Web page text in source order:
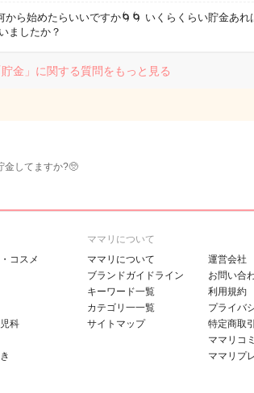
から始めたらいいですか🌀🌀 いくらくらい貯金あれ
ましたか？
貯金」に関する質問をもっと見る
金してますか?🥺
コスメ
科
ママリについて
ママリについて
ブランドガイドライン
キーワード一覧
カテゴリ一一覧
サイトマップ
運営会社
お問い合
利用規約
プライバ
特定商取
ママリコ
ママリプ